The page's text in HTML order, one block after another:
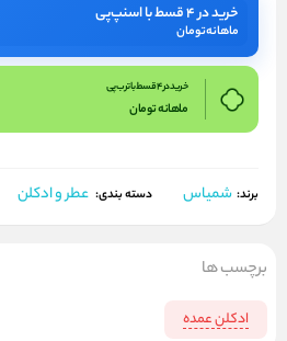
خرید در ۴ قسط با اسنپ‌پی
ماهانهتومان
خرید در 4 قسط با ترب پی
ماهانهتومان
برند: شمیاس دسته بندی: عطر و ادکلن
برچسب ها
ادکلن عمده